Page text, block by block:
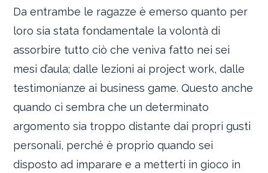
Da entrambe le ragazze è emerso quanto per
loro sia stata fondamentale la volontà di
assorbire tutto ciò che veniva fatto nei sei
mesi d’aula; dalle lezioni ai project work, dalle
testimonianze ai business game. Questo anche
quando ci sembra che un determinato
argomento sia troppo distante dai propri gusti
personali, perché è proprio quando sei
disposto ad imparare e a metterti in gioco in